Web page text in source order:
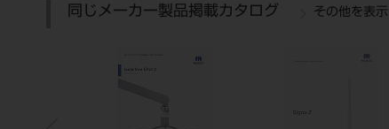
同じメーカー製品掲載カタログ その他を表示